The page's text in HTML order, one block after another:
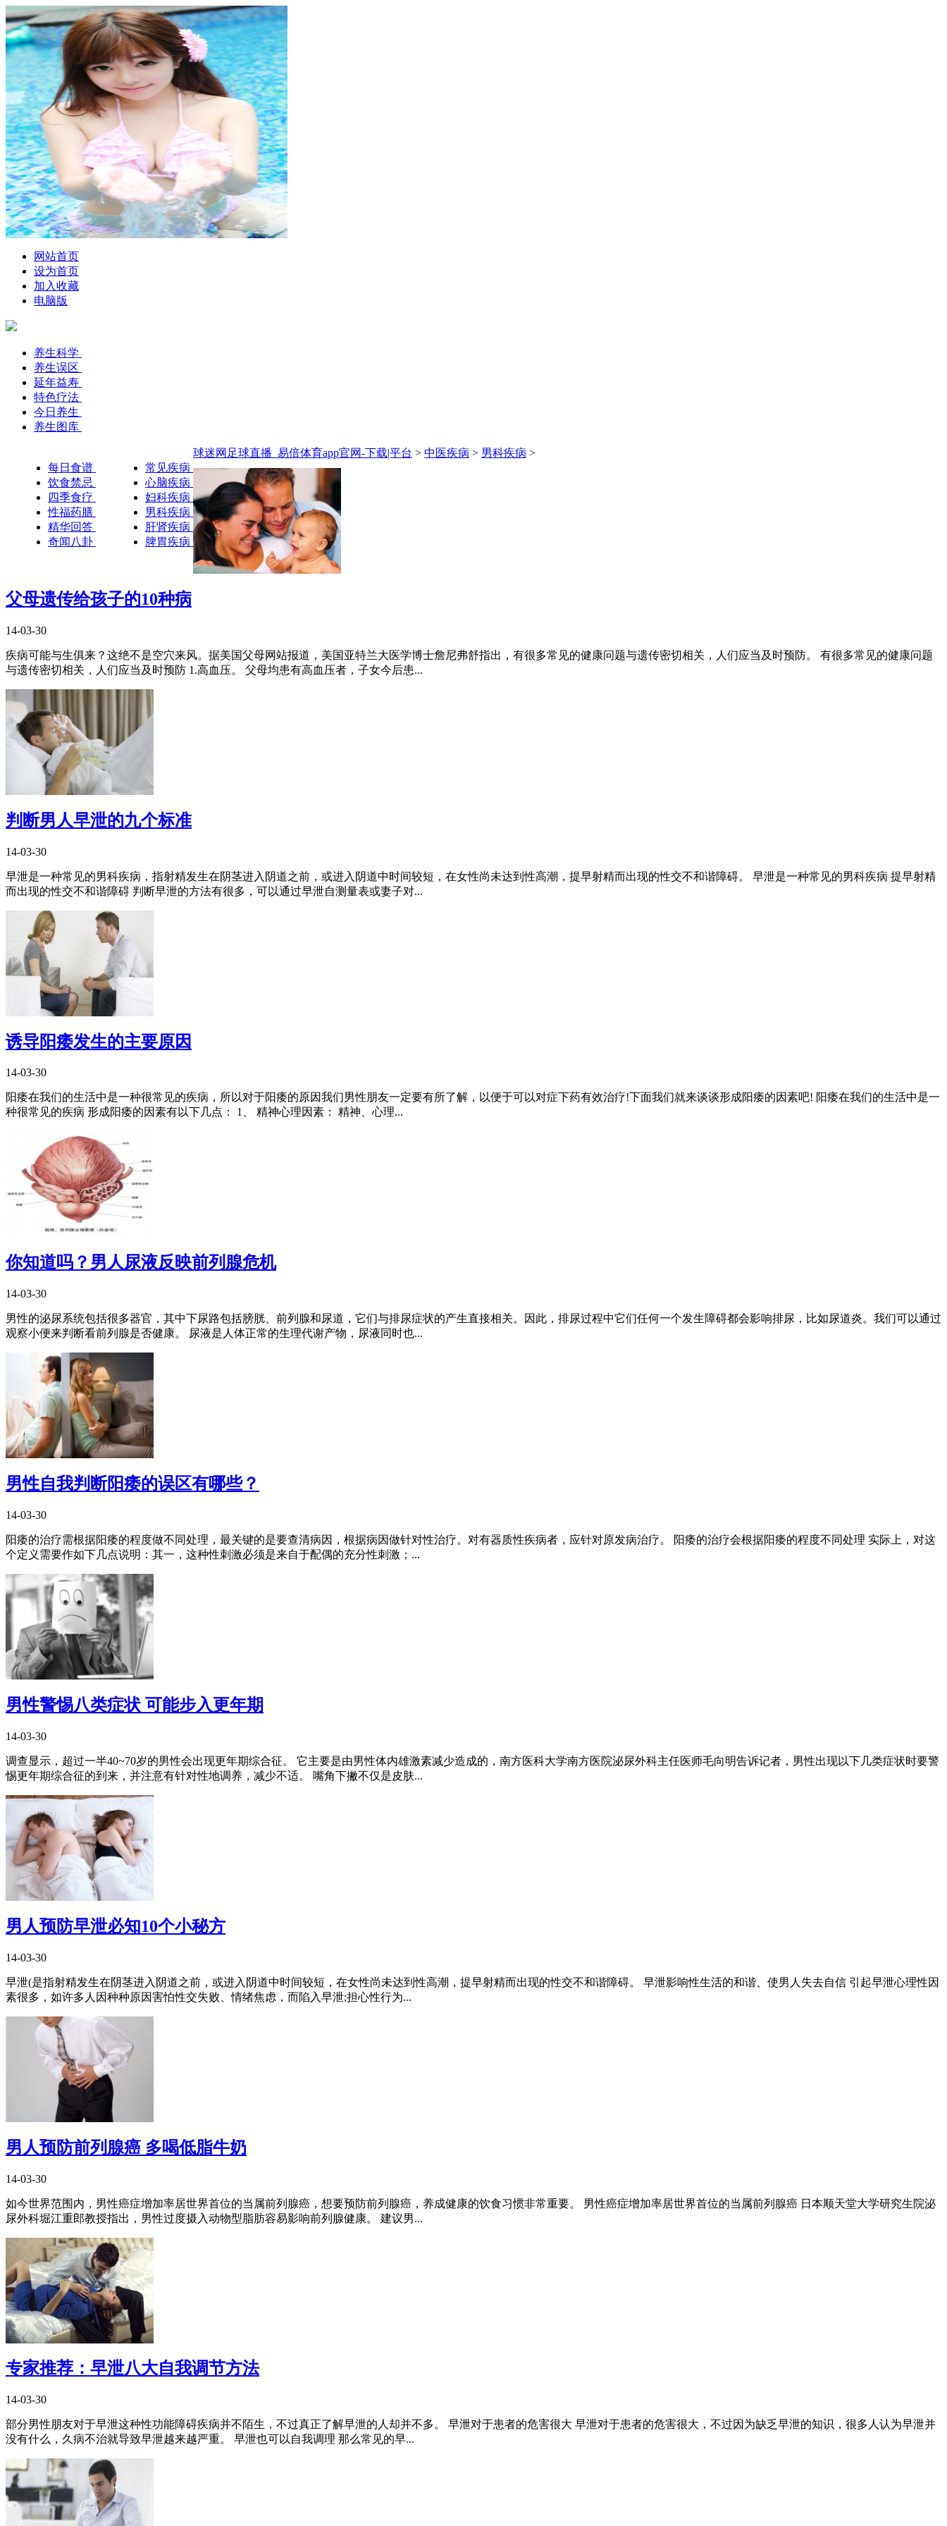
网站首页
设为首页
加入收藏
电脑版
养生科学
养生误区
延年益寿
特色疗法
今日养生
养生图库
每日食谱
饮食禁忌
四季食疗
性福药膳
精华回答
奇闻八卦
常见疾病
心脑疾病
妇科疾病
男科疾病
肝肾疾病
脾胃疾病
球迷网足球直播_易倍体育app官网-下载|平台 > 中医疾病 > 男科疾病 >
父母遗传给孩子的10种病
14-03-30
疾病可能与生俱来？这绝不是空穴来风。据美国父母网站报道，美国亚特兰大医学博士詹尼弗舒指出，有很多常见的健康问题与遗传密切相关，人们应当及时预防。 有很多常见的健康问题
与遗传密切相关，人们应当及时预防 1.高血压。 父母均患有高血压者，子女今后患...
判断男人早泄的九个标准
14-03-30
早泄是一种常见的男科疾病，指射精发生在阴茎进入阴道之前，或进入阴道中时间较短，在女性尚未达到性高潮，提早射精而出现的性交不和谐障碍。 早泄是一种常见的男科疾病 提早射精
而出现的性交不和谐障碍 判断早泄的方法有很多，可以通过早泄自测量表或妻子对...
诱导阳痿发生的主要原因
14-03-30
阳痿在我们的生活中是一种很常见的疾病，所以对于阳痿的原因我们男性朋友一定要有所了解，以便于可以对症下药有效治疗!下面我们就来谈谈形成阳痿的因素吧! 阳痿在我们的生活中是一
种很常见的疾病 形成阳痿的因素有以下几点： 1、 精神心理因素： 精神、心理...
你知道吗？男人尿液反映前列腺危机
14-03-30
男性的泌尿系统包括很多器官，其中下尿路包括膀胱、前列腺和尿道，它们与排尿症状的产生直接相关。因此，排尿过程中它们任何一个发生障碍都会影响排尿，比如尿道炎。我们可以通过
观察小便来判断看前列腺是否健康。 尿液是人体正常的生理代谢产物，尿液同时也...
男性自我判断阳痿的误区有哪些？
14-03-30
阳痿的治疗需根据阳痿的程度做不同处理，最关键的是要查清病因，根据病因做针对性治疗。对有器质性疾病者，应针对原发病治疗。 阳痿的治疗会根据阳痿的程度不同处理 实际上，对这
个定义需要作如下几点说明：其一，这种性刺激必须是来自于配偶的充分性刺激；...
男性警惕八类症状 可能步入更年期
14-03-30
调查显示，超过一半40~70岁的男性会出现更年期综合征。 它主要是由男性体内雄激素减少造成的，南方医科大学南方医院泌尿外科主任医师毛向明告诉记者，男性出现以下几类症状时要警
惕更年期综合征的到来，并注意有针对性地调养，减少不适。 嘴角下撇不仅是皮肤...
男人预防早泄必知10个小秘方
14-03-30
早泄(是指射精发生在阴茎进入阴道之前，或进入阴道中时间较短，在女性尚未达到性高潮，提早射精而出现的性交不和谐障碍。 早泄影响性生活的和谐、使男人失去自信 引起早泄心理性因
素很多，如许多人因种种原因害怕性交失败、情绪焦虑，而陷入早泄;担心性行为...
男人预防前列腺癌 多喝低脂牛奶
14-03-30
如今世界范围内，男性癌症增加率居世界首位的当属前列腺癌，想要预防前列腺癌，养成健康的饮食习惯非常重要。 男性癌症增加率居世界首位的当属前列腺癌 日本顺天堂大学研究生院泌
尿外科堀江重郎教授指出，男性过度摄入动物型脂肪容易影响前列腺健康。 建议男...
专家推荐：早泄八大自我调节方法
14-03-30
部分男性朋友对于早泄这种性功能障碍疾病并不陌生，不过真正了解早泄的人却并不多。 早泄对于患者的危害很大 早泄对于患者的危害很大，不过因为缺乏早泄的知识，很多人认为早泄并
没有什么，久病不治就导致早泄越来越严重。 早泄也可以自我调理 那么常见的早...